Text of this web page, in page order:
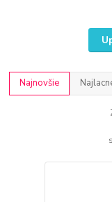
Najnovšie